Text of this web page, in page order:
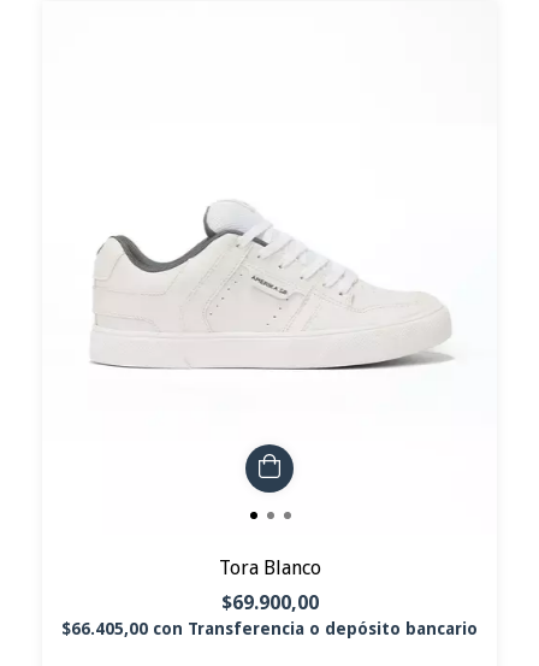
Tora Blanco
$69.900,00
$66.405,00 con Transferencia o depósito bancario